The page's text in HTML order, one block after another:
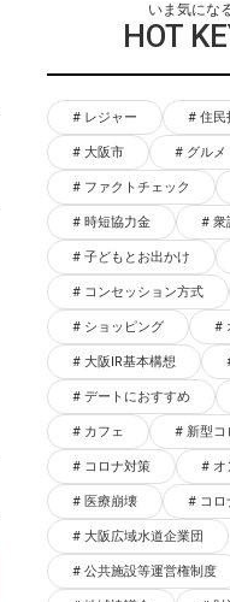
いま気にな
HOT
レジャー 住民
大阪市 グルメ
ファクトチェック
時短協力金 衆
子どもとお出かけ
コンセッション方式
ショッピング
大阪IR基本構想
デートにおすすめ
カフェ 新型コ
コロナ対策 オ
医療崩壊 コロ
大阪広域水道企業団
公共施設等運営権制度